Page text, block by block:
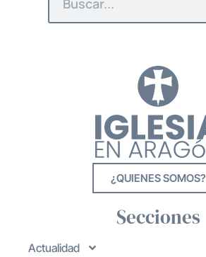
¿QUIENES SOMOS?
Secciones
Actualidad